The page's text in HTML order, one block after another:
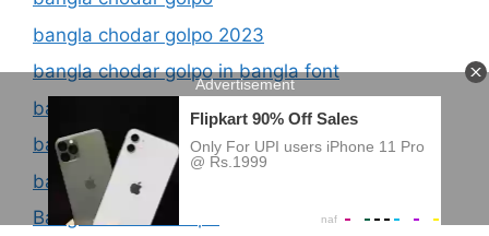
bangla chodar golpo 2023
bangla chodar golpo in bangla font
bangla chodar golpo new
bangla chodar kahini
bangla choder galpo
Bangla Choder Golpo